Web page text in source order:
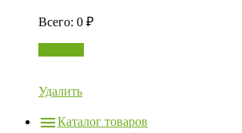
Всего: 0 ₽
Удалить
Каталог товаров